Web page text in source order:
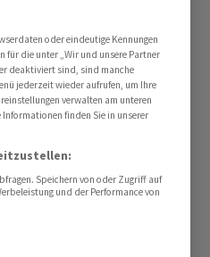
oder eindeutige Kennungen
für die unter „Wir und unsere Partner
deaktiviert sind, sind manche
jederzeit wieder aufrufen, um Ihre
verwalten am unteren
finden Sie in unserer
Speichern von oder Zugriff auf
und der Performance von